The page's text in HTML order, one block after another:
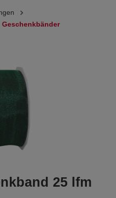
Geschenkbänder
25 lfm